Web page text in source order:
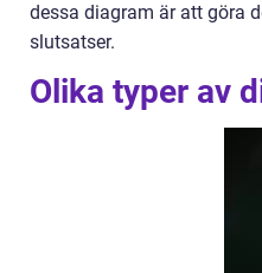
dessa diagram är att göra
slutsatser.
Olika typer av